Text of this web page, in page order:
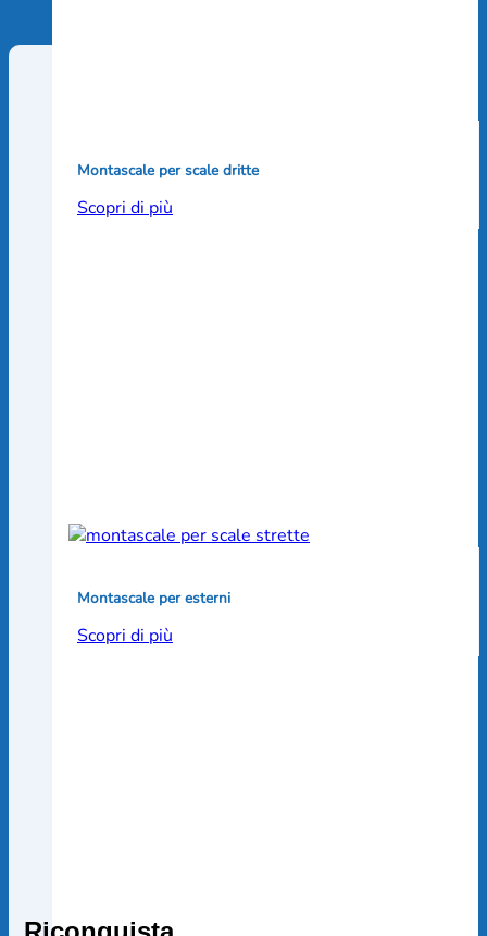
Montascale per scale dritte
Scopri di più
Montascale per esterni
Scopri di più